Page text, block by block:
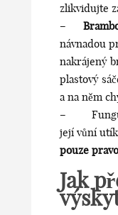
zlikvidujte
–
návnadou
nakrájený
plastový
a na něm
–
její vůní
pouze
Jak